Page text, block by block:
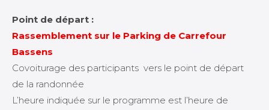
Point de départ :
Rassemblement sur le Parking de Carrefour
Bassens
Covoiturage des participants vers le point de départ
de la randonnée
L’heure indiquée sur le programme est l’heure de